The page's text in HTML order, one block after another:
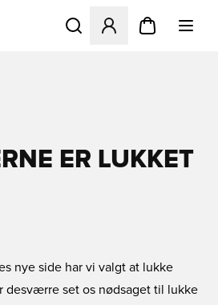
Åbner en Modal til at
ER LUKKET
nye side har vi valgt at lukke
desværre set os nødsaget til lukke